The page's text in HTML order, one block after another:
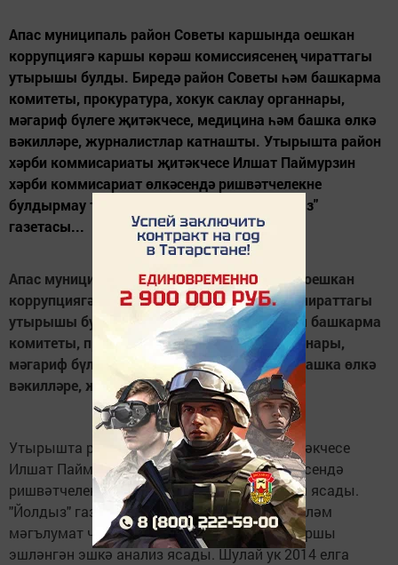
Апас муниципаль район Советы каршында оешкан
коррупциягә каршы көрәш комиссиясенең чираттагы
утырышы булды. Биредә район Советы һәм башкарма
комитеты, прокуратура, хокук саклау органнары,
мәгариф бүлеге җитәкчесе, медицина һәм башка өлкә
вәкилләре, журналистлар катнашты. Утырышта район
хәрби коммисариаты җитәкчесе Илшат Паймурзин
хәрби коммисариат өлкәсендә ришвәтчелекне
булдырмау турында чыгыш ясады. "Йолдыз"
газетасы...
Апас муниципаль район Советы каршында оешкан
коррупциягә каршы көрәш комиссиясенең чираттагы
утырышы булды. Биредә район Советы һәм башкарма
комитеты, прокуратура, хокук саклау органнары,
мәгариф бүлеге җитәкчесе, медицина һәм башка өлкә
вәкилләре, журналистлар катнашты.
Утырышта район хәрби коммисариаты җитәкчесе
Илшат Паймурзин хәрби коммисариат өлкәсендә
ришвәтчелекне булдырмау турында чыгыш ясады.
"Йолдыз" газетасы баш мөхәррире массакүләм
мәгълумат чараларында ришвәтчелеккә каршы
эшләнгән эшкә анализ ясады. Шулай ук 2014 елга